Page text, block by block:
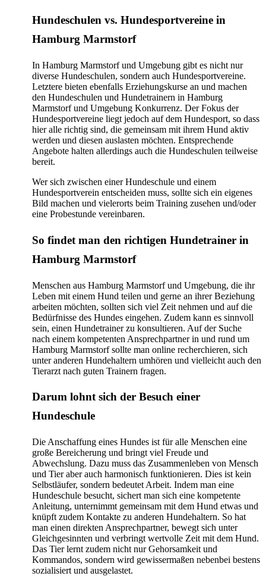
Hundeschulen vs. Hundesportvereine in
Hamburg Marmstorf
In Hamburg Marmstorf und Umgebung gibt es nicht nur
diverse Hundeschulen, sondern auch Hundesportvereine.
Letztere bieten ebenfalls Erziehungskurse an und machen
den Hundeschulen und Hundetrainern in Hamburg
Marmstorf und Umgebung Konkurrenz. Der Fokus der
Hundesportvereine liegt jedoch auf dem Hundesport, so dass
hier alle richtig sind, die gemeinsam mit ihrem Hund aktiv
werden und diesen auslasten möchten. Entsprechende
Angebote halten allerdings auch die Hundeschulen teilweise
bereit.
Wer sich zwischen einer Hundeschule und einem
Hundesportverein entscheiden muss, sollte sich ein eigenes
Bild machen und vielerorts beim Training zusehen und/oder
eine Probestunde vereinbaren.
So findet man den richtigen Hundetrainer in
Hamburg Marmstorf
Menschen aus Hamburg Marmstorf und Umgebung, die ihr
Leben mit einem Hund teilen und gerne an ihrer Beziehung
arbeiten möchten, sollten sich viel Zeit nehmen und auf die
Bedürfnisse des Hundes eingehen. Zudem kann es sinnvoll
sein, einen Hundetrainer zu konsultieren. Auf der Suche
nach einem kompetenten Ansprechpartner in und rund um
Hamburg Marmstorf sollte man online recherchieren, sich
unter anderen Hundehaltern umhören und vielleicht auch den
Tierarzt nach guten Trainern fragen.
Darum lohnt sich der Besuch einer
Hundeschule
Die Anschaffung eines Hundes ist für alle Menschen eine
große Bereicherung und bringt viel Freude und
Abwechslung. Dazu muss das Zusammenleben von Mensch
und Tier aber auch harmonisch funktionieren. Dies ist kein
Selbstläufer, sondern bedeutet Arbeit. Indem man eine
Hundeschule besucht, sichert man sich eine kompetente
Anleitung, unternimmt gemeinsam mit dem Hund etwas und
knüpft zudem Kontakte zu anderen Hundehaltern. So hat
man einen direkten Ansprechpartner, bewegt sich unter
Gleichgesinnten und verbringt wertvolle Zeit mit dem Hund.
Das Tier lernt zudem nicht nur Gehorsamkeit und
Kommandos, sondern wird gewissermaßen nebenbei bestens
sozialisiert und ausgelastet.